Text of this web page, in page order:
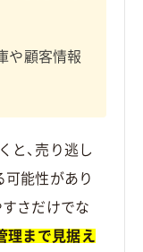
や顧客情報
と、売り逃し
可能性があり
すさだけでな
理まで見据え